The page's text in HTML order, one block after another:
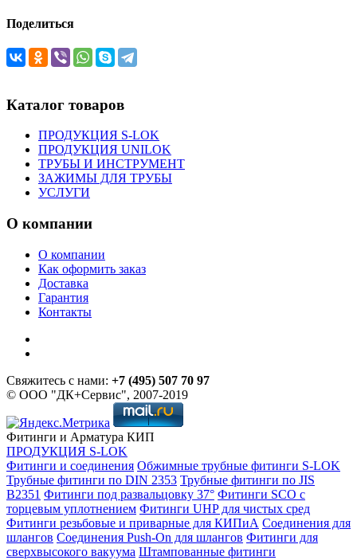
Поделиться
Каталог товаров
ПРОДУКЦИЯ S-LOK
ПРОДУКЦИЯ UNILOK
ТРУБЫ И ИНСТРУМЕНТ
ЗАЖИМЫ ДЛЯ ТРУБЫ
УСЛУГИ
О компании
О компании
Как оформить заказ
Доставка
Гарантия
Контакты
Свяжитесь с нами: +7 (495) 507 70 97
© ООО "ДК+Сервис", 2007-2019
Фитинги и Арматура КИП
ПРОДУКЦИЯ S-LOK
Фитинги и соединения Обжимные трубные фитинги S-LOK
Трубные фитинги по DIN 2353 Трубные фитинги по JIS
B2351 Фитинги под развальцовку 37° Фитинги SCO с
торцевым уплотнением Фитинги UHP для чистых сред
Фитинги резьбовые и приварные для КИПиА Соединения для
шлангов Соединения Push-On для шлангов Фитинги для
сверхвысокого вакуума Штампованные фитинги